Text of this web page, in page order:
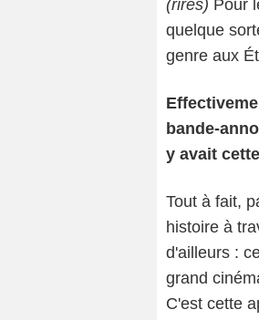
(rires) Pour
quelque
genre aux
bande-
y avait
Tout à fait,
histoire à
d'ailleurs :
grand
C'est cette